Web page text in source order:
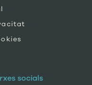
socials